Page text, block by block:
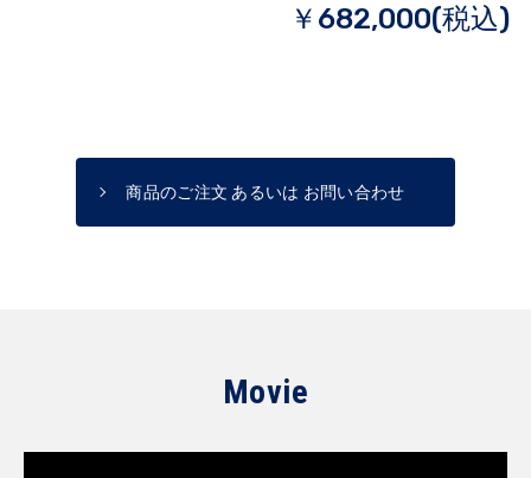
￥682,000(税込)
商品のご注文 あるいは お問い合わせ
Movie